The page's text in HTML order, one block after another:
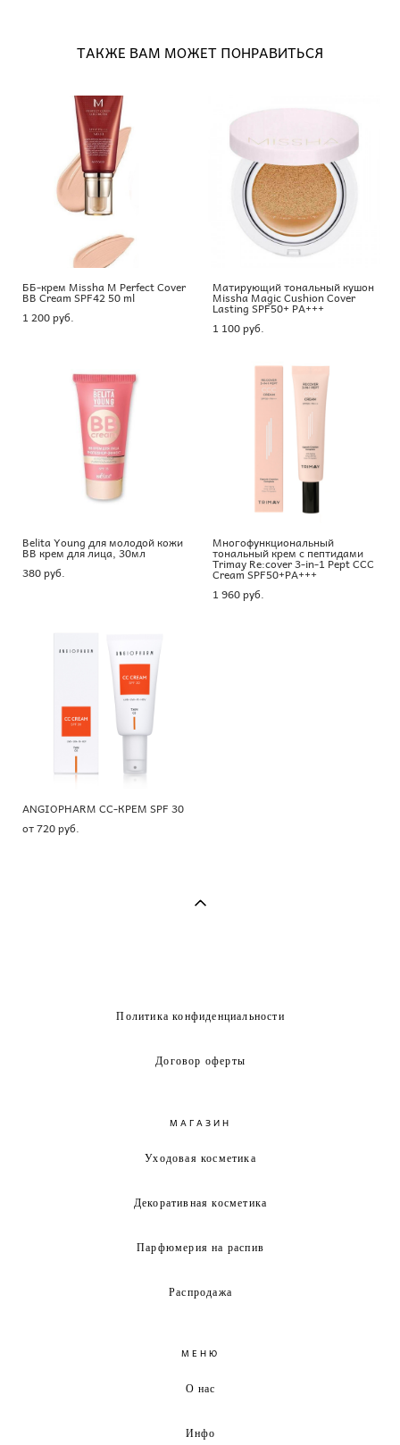
ТАКЖЕ ВАМ МОЖЕТ ПОНРАВИТЬСЯ
ББ-крем Missha M Perfect Cover
BB Cream SPF42 50 ml
1 200 pуб.
Матирующий тональный кушон
Missha Magic Cushion Cover
Lasting SPF50+ PA+++
1 100 pуб.
Belita Young для молодой кожи
BB крем для лица, 30мл
380 pуб.
Многофункциональный
тональный крем с пептидами
Trimay Re:cover 3-in-1 Pept CCC
Cream SPF50+PA+++
1 960 pуб.
ANGIOPHARM CC-КРЕМ SPF 30
от 720 pуб.
Политика конфиденциальности
Договор оферты
МАГАЗИН
Уходовая косметика
Декоративная косметика
Парфюмерия на распив
Распродажа
МЕНЮ
О нас
Инфо